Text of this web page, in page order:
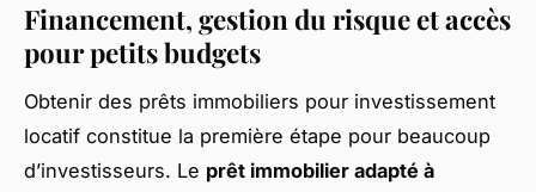
Financement, gestion du risque et accès
pour petits budgets
Obtenir des prêts immobiliers pour investissement
locatif constitue la première étape pour beaucoup
d’investisseurs. Le prêt immobilier adapté à